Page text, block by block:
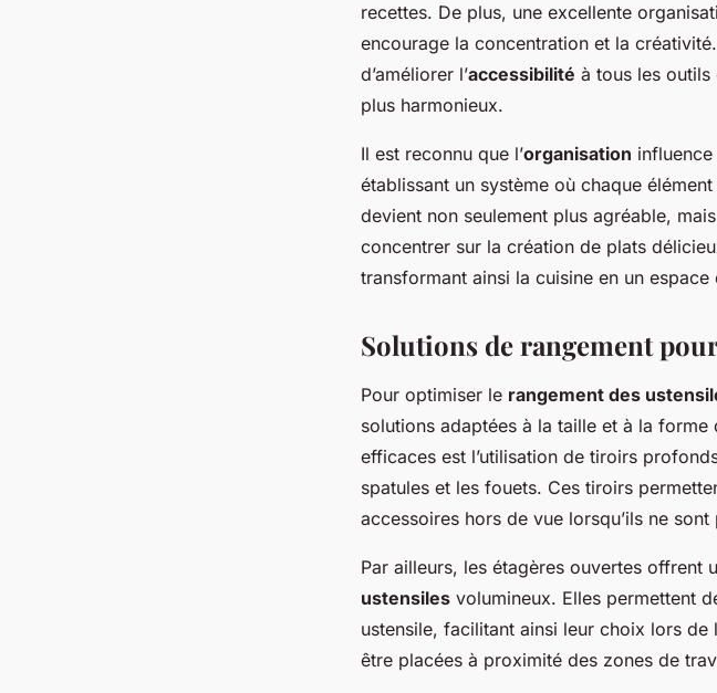
recettes. De plus, une excellente
encourage la concentration et la
d’améliorer l’accessibilité à tous les
plus harmonieux.
Il est reconnu que l’organisation
établissant un système où chaque
devient non seulement plus agréable,
concentrer sur la création de plats
transformant ainsi la cuisine en un espace
Solutions de rangement
Pour optimiser le rangement des
solutions adaptées à la taille et à la forme
efficaces est l’utilisation de tiroirs
spatules et les fouets. Ces tiroirs
accessoires hors de vue lorsqu’ils ne sont
Par ailleurs, les étagères ouvertes offrent
ustensiles volumineux. Elles permettent
ustensile, facilitant ainsi leur choix lors
être placées à proximité des zones de